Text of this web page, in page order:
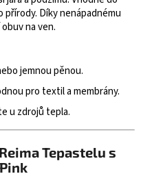
přírody. Díky nenápadnému
na ven.
jemnou pěnou.
pro textil a membrány.
u zdrojů tepla.
Tepastelu s